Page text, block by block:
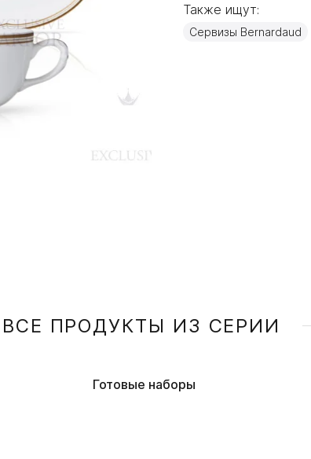
Также ищут:
Сервизы Bernardaud
ВСЕ ПРОДУКТЫ ИЗ СЕРИИ
Готовые наборы